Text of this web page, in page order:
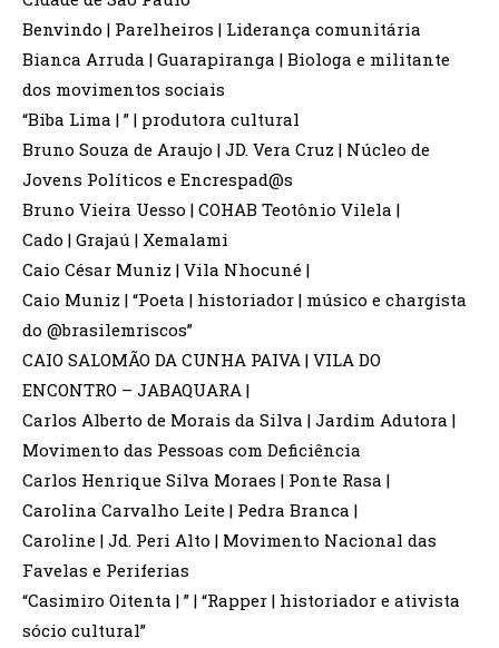
Benvindo | Parelheiros | Liderança comunitária
Bianca Arruda | Guarapiranga | Biologa e militante
dos movimentos sociais
“Biba Lima | ” | produtora cultural
Bruno Souza de Araujo | JD. Vera Cruz | Núcleo de
Jovens Políticos e Encrespad@s
Bruno Vieira Uesso | COHAB Teotônio Vilela |
Cado | Grajaú | Xemalami
Caio César Muniz | Vila Nhocuné |
Caio Muniz | “Poeta | historiador | músico e chargista
do @brasilemriscos”
CAIO SALOMÃO DA CUNHA PAIVA | VILA DO
ENCONTRO – JABAQUARA |
Carlos Alberto de Morais da Silva | Jardim Adutora |
Movimento das Pessoas com Deficiência
Carlos Henrique Silva Moraes | Ponte Rasa |
Carolina Carvalho Leite | Pedra Branca |
Caroline | Jd. Peri Alto | Movimento Nacional das
Favelas e Periferias
“Casimiro Oitenta | ” | “Rapper | historiador e ativista
sócio cultural”